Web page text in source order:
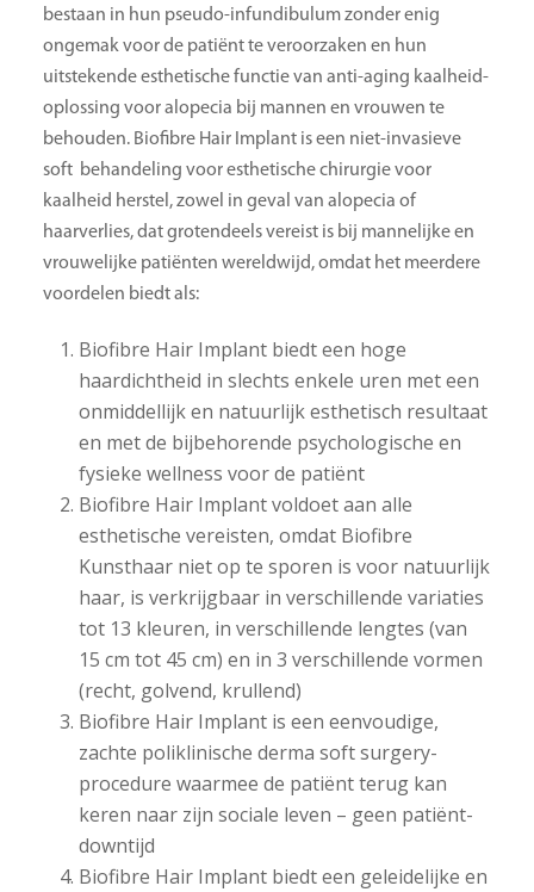
bestaan ​​in hun pseudo-infundibulum zonder enig
ongemak voor de patiënt te veroorzaken en hun
uitstekende esthetische functie van anti-aging kaalheid-
oplossing voor alopecia bij mannen en vrouwen te
behouden. Biofibre Hair Implant is een niet-invasieve
soft behandeling voor esthetische chirurgie voor
kaalheid herstel, zowel in geval van alopecia of
haarverlies, dat grotendeels vereist is bij mannelijke en
vrouwelijke patiënten wereldwijd, omdat het meerdere
voordelen biedt als:
Biofibre Hair Implant biedt een hoge
haardichtheid in slechts enkele uren met een
onmiddellijk en natuurlijk esthetisch resultaat
en met de bijbehorende psychologische en
fysieke wellness voor de patiënt
Biofibre Hair Implant voldoet aan alle
esthetische vereisten, omdat Biofibre
Kunsthaar niet op te sporen is voor natuurlijk
haar, is verkrijgbaar in verschillende variaties
tot 13 kleuren, in verschillende lengtes (van
15 cm tot 45 cm) en in 3 verschillende vormen
(recht, golvend, krullend)
Biofibre Hair Implant is een eenvoudige,
zachte poliklinische derma soft surgery-
procedure waarmee de patiënt terug kan
keren naar zijn sociale leven – geen patiënt-
downtijd
Biofibre Hair Implant biedt een geleidelijke en